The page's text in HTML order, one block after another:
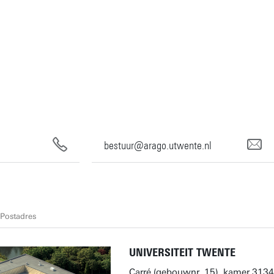
bestuur@arago.utwente.nl
Postadres
UNIVERSITEIT TWENTE